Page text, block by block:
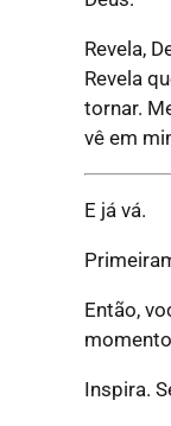
Revela,
Revela
tornar.
vê em
E já vá.
Então,
Inspira.